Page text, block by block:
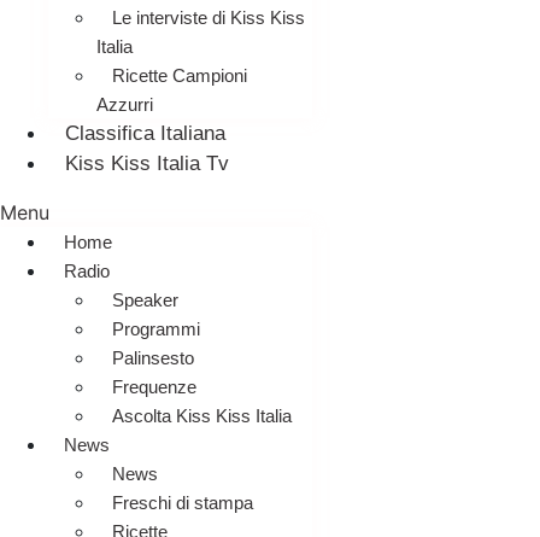
Le interviste di Kiss Kiss
Italia
Ricette Campioni
Azzurri
Classifica Italiana
Kiss Kiss Italia Tv
Menu
Home
Radio
Speaker
Programmi
Palinsesto
Frequenze
Ascolta Kiss Kiss Italia
News
News
Freschi di stampa
Ricette